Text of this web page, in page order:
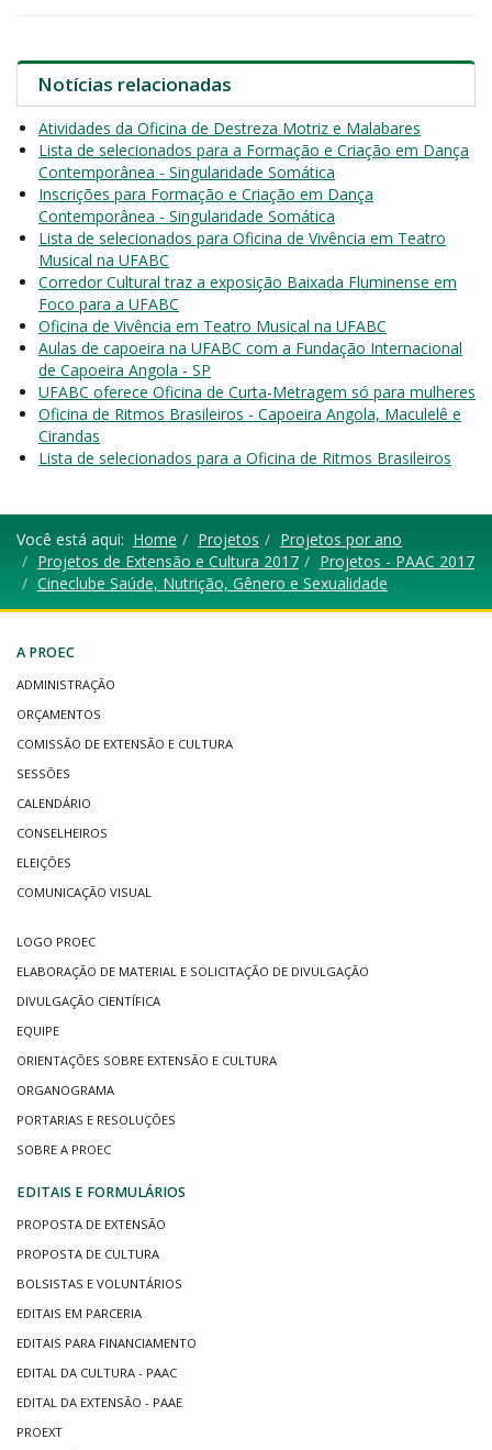
Notícias relacionadas
Atividades da Oficina de Destreza Motriz e Malabares
Lista de selecionados para a Formação e Criação em Dança
Contemporânea - Singularidade Somática
Inscrições para Formação e Criação em Dança
Contemporânea - Singularidade Somática
Lista de selecionados para Oficina de Vivência em Teatro
Musical na UFABC
Corredor Cultural traz a exposição Baixada Fluminense em
Foco para a UFABC
Oficina de Vivência em Teatro Musical na UFABC
Aulas de capoeira na UFABC com a Fundação Internacional
de Capoeira Angola - SP
UFABC oferece Oficina de Curta-Metragem só para mulheres
Oficina de Ritmos Brasileiros - Capoeira Angola, Maculelê e
Cirandas
Lista de selecionados para a Oficina de Ritmos Brasileiros
Você está aqui: Home Projetos
Projetos por ano
Projetos de Extensão e Cultura 2017
Projetos - PAAC 2017
Cineclube Saúde, Nutrição, Gênero e Sexualidade
A PROEC
ADMINISTRAÇÃO
ORÇAMENTOS
COMISSÃO DE EXTENSÃO E CULTURA
SESSÕES
CALENDÁRIO
CONSELHEIROS
ELEIÇÕES
COMUNICAÇÃO VISUAL
LOGO PROEC
ELABORAÇÃO DE MATERIAL E SOLICITAÇÃO DE DIVULGAÇÃO
DIVULGAÇÃO CIENTÍFICA
EQUIPE
ORIENTAÇÕES SOBRE EXTENSÃO E CULTURA
ORGANOGRAMA
PORTARIAS E RESOLUÇÕES
SOBRE A PROEC
EDITAIS E FORMULÁRIOS
PROPOSTA DE EXTENSÃO
PROPOSTA DE CULTURA
BOLSISTAS E VOLUNTÁRIOS
EDITAIS EM PARCERIA
EDITAIS PARA FINANCIAMENTO
EDITAL DA CULTURA - PAAC
EDITAL DA EXTENSÃO - PAAE
PROEXT